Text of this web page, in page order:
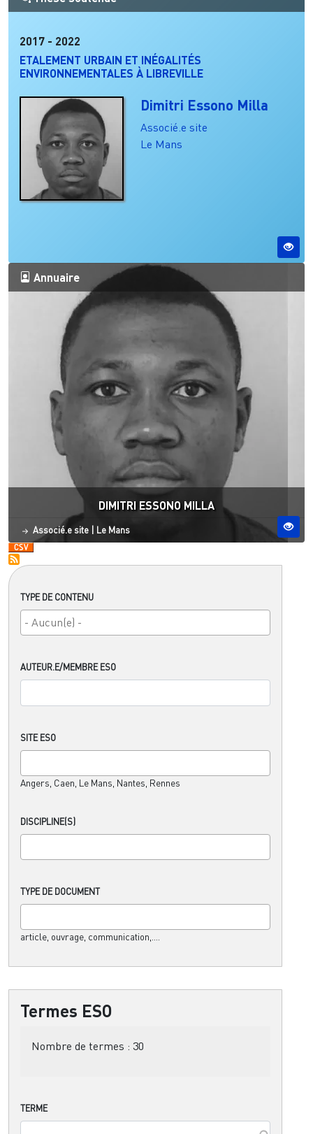
TYPE DE CONTENU
AUTEUR.E/MEMBRE ESO
SITE ESO
Angers, Caen, Le Mans, Nantes, Rennes
DISCIPLINE(S)
TYPE DE DOCUMENT
article, ouvrage, communication,....
Termes ESO
Nombre de termes : 30
TERME
2017 - 2022
ETALEMENT URBAIN ET INÉGALITÉS
ENVIRONNEMENTALES À LIBREVILLE
Dimitri Essono Milla
Associé.e site
Le Mans
Annuaire
DIMITRI ESSONO MILLA
Statut
Associé.e site Site ESO
Le Mans